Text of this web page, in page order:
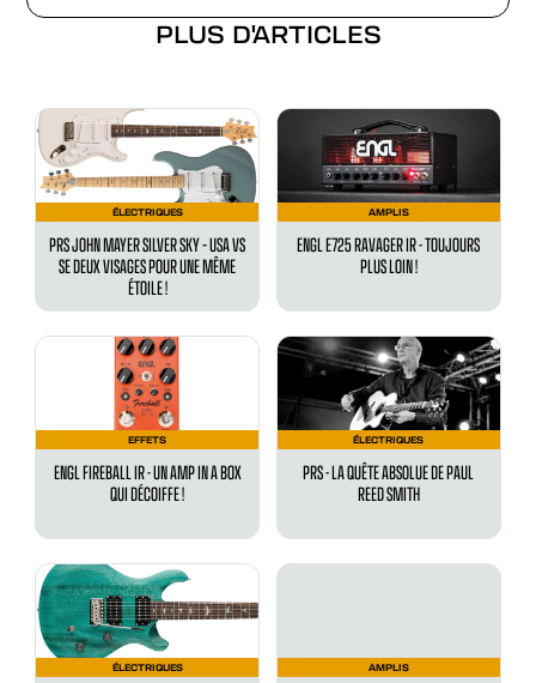
PLUS D'ARTICLES
ÉLECTRIQUES
PRS JOHN MAYER SILVER SKY – USA VS
SE DEUX VISAGES POUR UNE MÊME
ÉTOILE !
AMPLIS
ENGL E725 RAVAGER IR - TOUJOURS
PLUS LOIN !
EFFETS
ENGL FIREBALL IR - UN AMP IN A BOX
QUI DÉCOIFFE !
ÉLECTRIQUES
PRS - LA QUÊTE ABSOLUE DE PAUL
REED SMITH
ÉLECTRIQUES AMPLIS